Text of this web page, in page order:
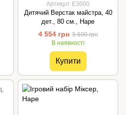
Артикул: E3000
Дитячий Верстак майстра, 40
дет., 80 см., Hape
4 554 грн 5 690 грн
В наявності
Купити